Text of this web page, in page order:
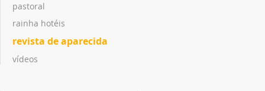
pastoral
rainha hotéis
revista de aparecida
vídeos